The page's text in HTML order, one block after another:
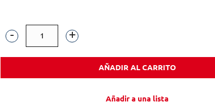
CORONA
VIDRIO
AÑADIR AL CARRITO
Añadir a una lista